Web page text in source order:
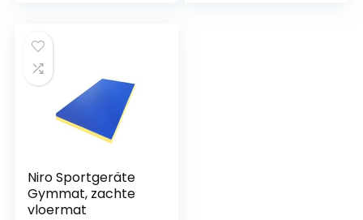
Niro Sportgeräte
Gymmat, zachte
vloermat